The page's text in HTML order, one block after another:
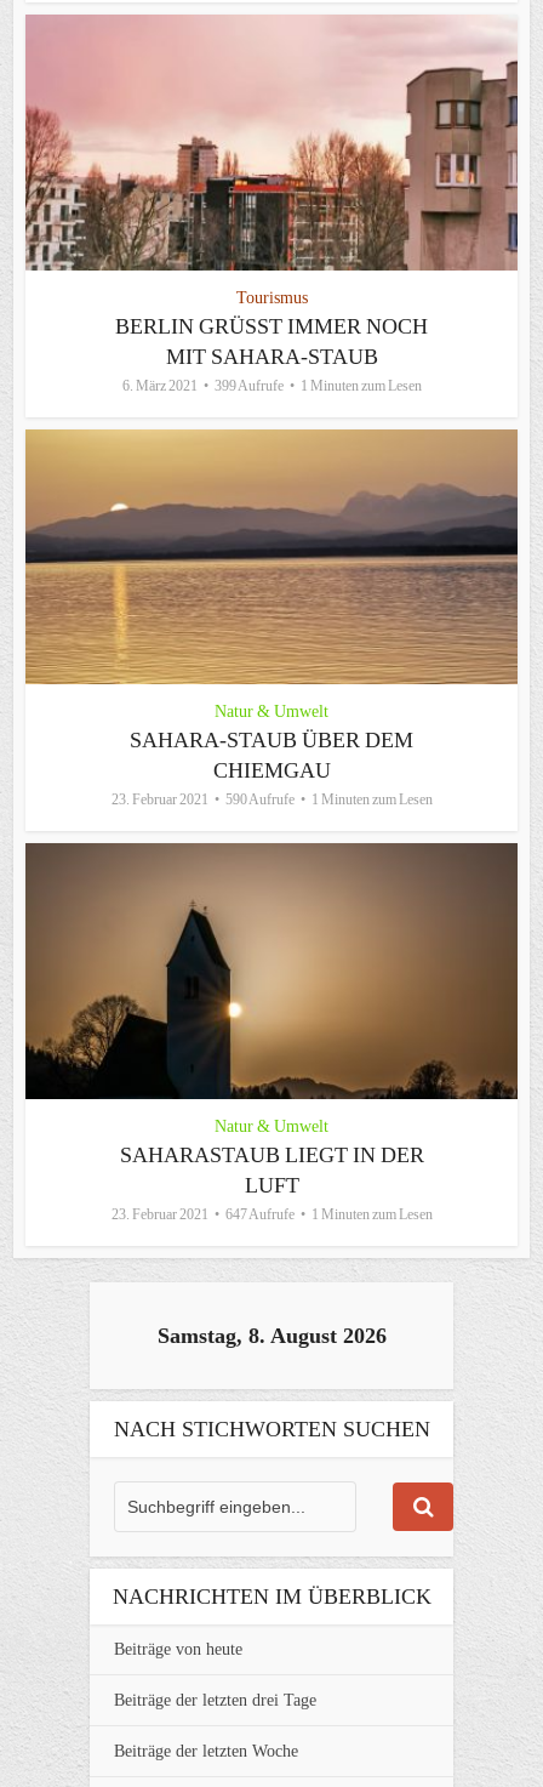
Tourismus
BERLIN GRÜSST IMMER NOCH M
IT SAHARA-STAUB
6. März 2021 399 Aufrufe 1 Minuten zum Lesen
Natur & Umwelt
SAHARA-STAUB ÜBER DEM
CHIEMGAU
23. Februar 2021 590 Aufrufe 1 Minuten zum Lesen
Natur & Umwelt
SAHARASTAUB LIEGT IN DER
LUFT
23. Februar 2021 647 Aufrufe 1 Minuten zum Lesen
Samstag, 8. August 2026
NACH STICHWORTEN SUCHEN
NACHRICHTEN IM ÜBERBLICK
Beiträge von heute
Beiträge der letzten drei Tage
Beiträge der letzten Woche